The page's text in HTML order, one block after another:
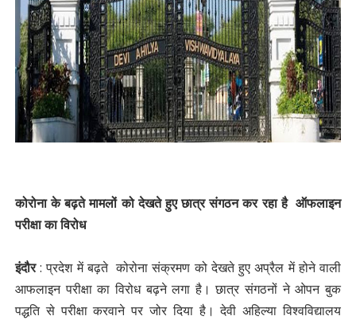
कोरोना के बढ़ते मामलों को देखते हुए छात्र संगठन कर रहा है ऑफलाइन
परीक्षा का विरोध
इंदौर: प्रदेश में बढ़ते कोरोना संक्रमण को देखते हुए अप्रैल में होने वाली
आफलाइन परीक्षा का विरोध बढ़ने लगा है। छात्र संगठनों ने ओपन बुक
पद्धति से परीक्षा करवाने पर जोर दिया है। देवी अहिल्या विश्वविद्यालय